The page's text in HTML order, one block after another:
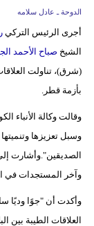
الدوحة ـ عادل سلامه
أجرى الرئيس التركي
الشيخ صباح الأحمد
(شرق)، تناولت
بأزمة قطر.
وقالت وكالة الأنباء
وسبل تعزيزها
الصديقين".وأشارت
وآخر المستجدات في
وأكدت أن "جوًا وديًا
العلاقات الطيبة بين